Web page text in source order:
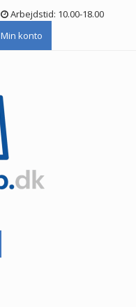
Arbejdstid: 10.00-18.00
Min konto